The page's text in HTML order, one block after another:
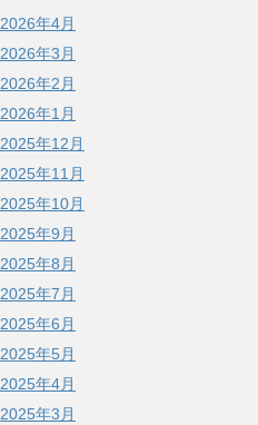
2026年4月
2026年3月
2026年2月
2026年1月
2025年12月
2025年11月
2025年10月
2025年9月
2025年8月
2025年7月
2025年6月
2025年5月
2025年4月
2025年3月